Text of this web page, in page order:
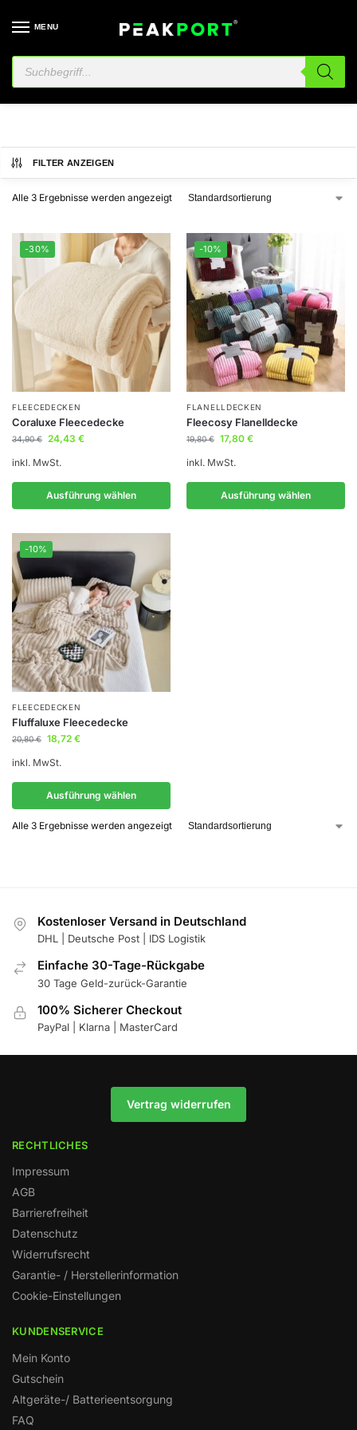
MENU
fleece
FILTER ANZEIGEN
Alle 3 Ergebnisse werden angezeigt
-30%
FLEECEDECKEN
Coraluxe Fleecedecke
34,90€ 24,43 €
inkl. MwSt.
Ausführung wählen
-10%
FLANELLDECKEN
Fleecosy Flanelldecke
19,80€ 17,80 €
inkl. MwSt.
Ausführung wählen
-10%
FLEECEDECKEN
Fluffaluxe Fleecedecke
20,80€ 18,72 €
inkl. MwSt.
Ausführung wählen
Alle 3 Ergebnisse werden angezeigt
Kostenloser Versand in Deutschland
DHL | Deutsche Post | IDS Logistik
Einfache 30-Tage-Rückgabe
30 Tage Geld-zurück-Garantie
100% Sicherer Checkout
PayPal | Klarna | MasterCard
Vertrag widerrufen
RECHTLICHES
Impressum
AGB
Barrierefreiheit
Datenschutz
Widerrufsrecht
Garantie- / Herstellerinformation
Cookie-Einstellungen
KUNDENSERVICE
Mein Konto
Gutschein
Altgeräte-/ Batterieentsorgung
FAQ